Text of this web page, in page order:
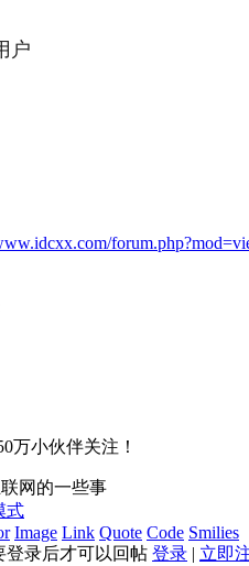
户
万小伙伴关注！
式
Image Link Quote Code Smilies
登录后才可以回帖 登录 | 立即